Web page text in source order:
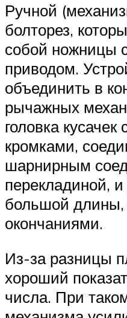
Ручной
болторез,
собой ножницы
приводом.
объединить в
рычажных
головка
кромками,
шарнирным
перекладиной,
большой
окончаниями.
Из-за разницы
хороший
числа. При